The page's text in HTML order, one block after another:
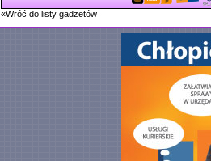
«Wróć do listy gadżetów